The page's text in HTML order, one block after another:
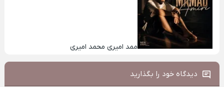
ممد امیری محمد امیری
دیدگاه خود را بگذارید